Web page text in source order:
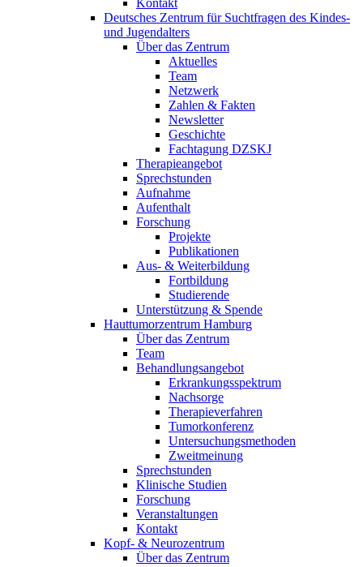
Kontakt
Deutsches Zentrum für Suchtfragen des Kindes-
und Jugendalters
Über das Zentrum
Aktuelles
Team
Netzwerk
Zahlen & Fakten
Newsletter
Geschichte
Fachtagung DZSKJ
Therapieangebot
Sprechstunden
Aufnahme
Aufenthalt
Forschung
Projekte
Publikationen
Aus- & Weiterbildung
Fortbildung
Studierende
Unterstützung & Spende
Hauttumorzentrum Hamburg
Über das Zentrum
Team
Behandlungsangebot
Erkrankungsspektrum
Nachsorge
Therapieverfahren
Tumorkonferenz
Untersuchungsmethoden
Zweitmeinung
Sprechstunden
Klinische Studien
Forschung
Veranstaltungen
Kontakt
Kopf- & Neurozentrum
Über das Zentrum